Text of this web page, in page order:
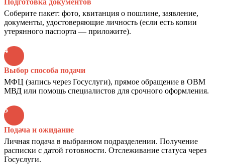
Подготовка документов
Соберите пакет: фото, квитанция о пошлине, заявление,
документы, удостоверяющие личность (если есть копии
утерянного паспорта — приложите).
4
Выбор способа подачи
МФЦ (запись через Госуслуги), прямое обращение в ОВМ
МВД или помощь специалистов для срочного оформления.
5
Подача и ожидание
Личная подача в выбранном подразделении. Получение
расписки с датой готовности. Отслеживание статуса через
Госуслуги.